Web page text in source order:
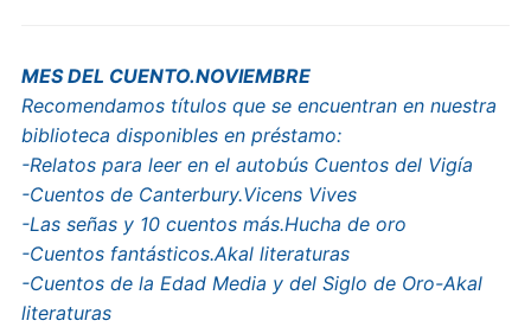
MES DEL CUENTO.NOVIEMBRE
Recomendamos títulos que se encuentran en nuestra
biblioteca disponibles en préstamo:
-Relatos para leer en el autobús Cuentos del Vigía
-Cuentos de Canterbury.Vicens Vives
-Las señas y 10 cuentos más.Hucha de oro
-Cuentos fantásticos.Akal literaturas
-Cuentos de la Edad Media y del Siglo de Oro-Akal
literaturas